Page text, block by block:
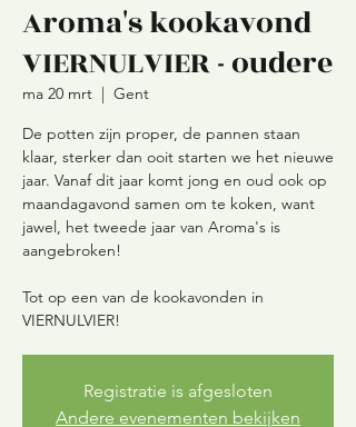
Aroma's kookavond
VIERNULVIER - oudere
ma 20 mrt
  |
Gent
De potten zijn proper, de pannen staan
klaar, sterker dan ooit starten we het nieuwe
jaar. Vanaf dit jaar komt jong en oud ook op
maandagavond samen om te koken, want
jawel, het tweede jaar van Aroma's is
aangebroken!
Tot op een van de kookavonden in
VIERNULVIER!
Registratie is afgesloten
Andere evenementen bekijken